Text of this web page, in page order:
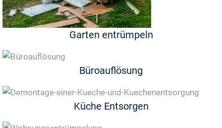
Garten entrümpeln
Büroauflösung
Küche Entsorgen